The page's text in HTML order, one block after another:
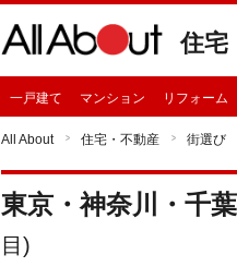
住宅
一戸建て マンション リフォーム
All About 住宅・不動産 街選び
東京・神奈川・千
目)